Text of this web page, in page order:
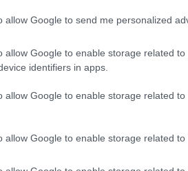
allow Google to send me personalized
allow Google to enable storage related
identifiers in apps.
allow Google to enable storage related
allow Google to enable storage related to
των οικογενειακών
τους προφίλ προς το
φθάσαμε στη Βαρκελώνη
C4 και C4X, ένα
Διεθνές Σαλόνι Αυτοκίνητου
γαλλικής φίρμας να
Όπως είναι γνωστό, η